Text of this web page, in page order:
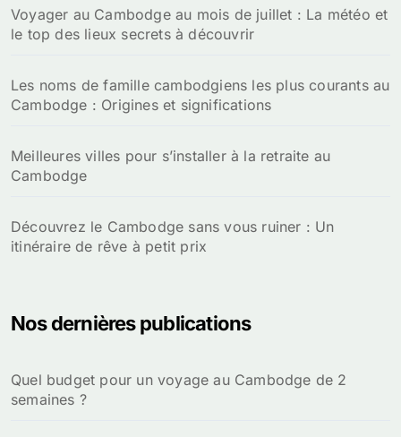
Voyager au Cambodge au mois de juillet : La météo et
le top des lieux secrets à découvrir
Les noms de famille cambodgiens les plus courants au
Cambodge : Origines et significations
Meilleures villes pour s’installer à la retraite au
Cambodge
Découvrez le Cambodge sans vous ruiner : Un
itinéraire de rêve à petit prix
Nos dernières publications
Quel budget pour un voyage au Cambodge de 2
semaines ?